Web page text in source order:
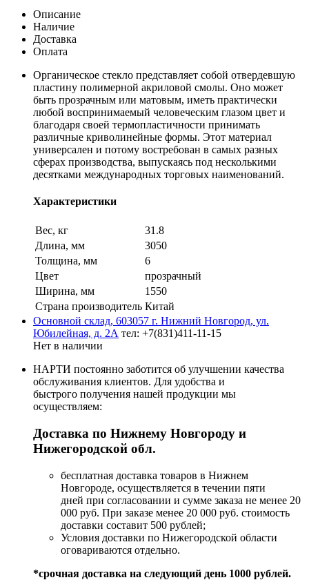
Описание
Наличие
Доставка
Оплата
Органическое стекло представляет собой отвердевшую
пластину полимерной акриловой смолы. Оно может
быть прозрачным или матовым, иметь практически
любой воспринимаемый человеческим глазом цвет и
благодаря своей термопластичности принимать
различные криволинейные формы. Этот материал
универсален и потому востребован в самых разных
сферах производства, выпускаясь под несколькими
десятками международных торговых наименований.
Характеристики
Вес, кг
31.8
Длина, мм
3050
Толщина, мм
6
Цвет
прозрачный
Ширина, мм
1550
Страна производитель Китай
Основной склад, 603057 г. Нижний Новгород, ул.
Юбилейная, д. 2А тел: +7(831)411-11-15
Нет в наличии
НАРТИ постоянно заботится об улучшении качества
обслуживания клиентов. Для удобства и
быстрого получения нашей продукции мы
осуществляем:
Доставка по Нижнему Новгороду и
Нижегородской обл.
бесплатная доставка товаров в Нижнем
Новгороде, осуществляется в течении пяти
дней при согласовании и сумме заказа не менее 20
000 руб. При заказе менее 20 000 руб. стоимость
доставки составит 500 рублей;
Условия доставки по Нижегородской области
оговариваются отдельно.
*срочная доставка на следующий день 1000 рублей.